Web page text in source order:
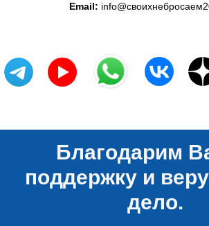
Email:
Благодарим
поддержку и
дело.